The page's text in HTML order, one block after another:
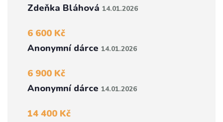
Zdeňka Bláhová 14.01.2026
6 600 Kč
Anonymní dárce 14.01.2026
6 900 Kč
Anonymní dárce 14.01.2026
14 400 Kč